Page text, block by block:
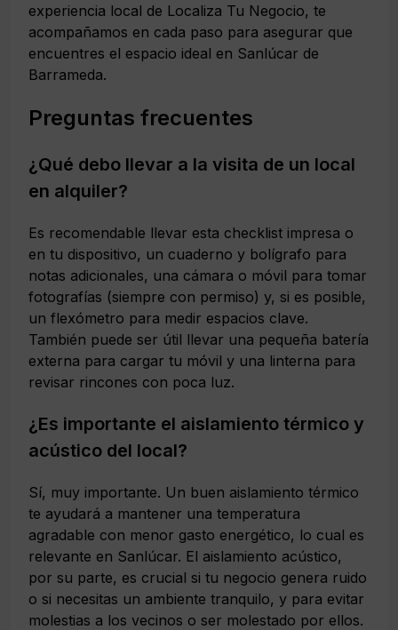
experiencia local de Localiza Tu Negocio, te
acompañamos en cada paso para asegurar que
encuentres el espacio ideal en Sanlúcar de
Barrameda.
Preguntas frecuentes
¿Qué debo llevar a la visita de un local
en alquiler?
Es recomendable llevar esta checklist impresa o
en tu dispositivo, un cuaderno y bolígrafo para
notas adicionales, una cámara o móvil para tomar
fotografías (siempre con permiso) y, si es posible,
un flexómetro para medir espacios clave.
También puede ser útil llevar una pequeña batería
externa para cargar tu móvil y una linterna para
revisar rincones con poca luz.
¿Es importante el aislamiento térmico y
acústico del local?
Sí, muy importante. Un buen aislamiento térmico
te ayudará a mantener una temperatura
agradable con menor gasto energético, lo cual es
relevante en Sanlúcar. El aislamiento acústico,
por su parte, es crucial si tu negocio genera ruido
o si necesitas un ambiente tranquilo, y para evitar
molestias a los vecinos o ser molestado por ellos.